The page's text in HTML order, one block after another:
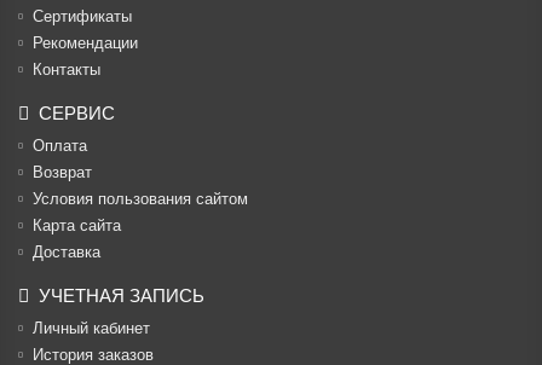
Cертификаты
Рекомендации
Контакты
СЕРВИС
Оплата
Возврат
Условия пользования сайтом
Карта сайта
Доставка
УЧЕТНАЯ ЗАПИСЬ
Личный кабинет
История заказов